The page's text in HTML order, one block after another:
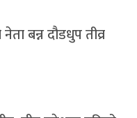
बन्न दौडधुप तीव्र